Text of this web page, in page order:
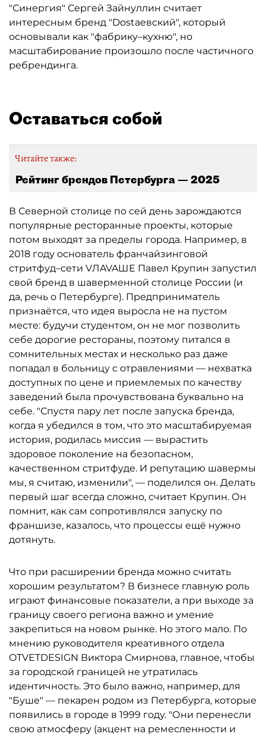
"Синергия" Сергей Зайнуллин считает
интересным бренд "Dostaевский", который
основывали как "фабрику–кухню", но
масштабирование произошло после частичного
ребрендинга.
Оставаться собой
Читайте также:
Рейтинг брендов Петербурга — 2025
В Северной столице по сей день зарождаются
популярные ресторанные проекты, которые
потом выходят за пределы города. Например, в
2018 году основатель франчайзинговой
стритфуд–сети VЛAVAШЕ Павел Крупин запустил
свой бренд в шаверменной столице России (и
да, речь о Петербурге). Предприниматель
признаётся, что идея выросла не на пустом
месте: будучи студентом, он не мог позволить
себе дорогие рестораны, поэтому питался в
сомнительных местах и несколько раз даже
попадал в больницу с отравлениями — нехватка
доступных по цене и приемлемых по качеству
заведений была прочувствована буквально на
себе. "Спустя пару лет после запуска бренда,
когда я убедился в том, что это масштабируемая
история, родилась миссия — вырастить
здоровое поколение на безопасном,
качественном стритфуде. И репутацию шавермы
мы, я считаю, изменили", — поделился он. Делать
первый шаг всегда сложно, считает Крупин. Он
помнит, как сам сопротивлялся запуску по
франшизе, казалось, что процессы ещё нужно
дотянуть.
Что при расширении бренда можно считать
хорошим результатом? В бизнесе главную роль
играют финансовые показатели, а при выходе за
границу своего региона важно и умение
закрепиться на новом рынке. Но этого мало. По
мнению руководителя креативного отдела
OTVETDESIGN Виктора Смирнова, главное, чтобы
за городской границей не утратилась
идентичность. Это было важно, например, для
"Буше" — пекарен родом из Петербурга, которые
появились в городе в 1999 году. "Они перенесли
свою атмосферу (акцент на ремесленности и